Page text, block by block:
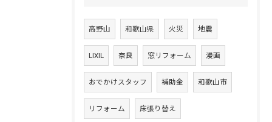
高野山 和歌山県 火災 地震
LIXIL 奈良 窓リフォーム 漫画
おでかけスタッフ 補助金 和歌山市
リフォーム 床張り替え
お問い合わせはこちら